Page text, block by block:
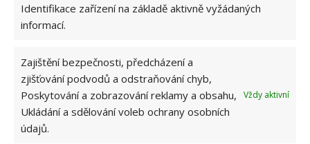
Identifikace zařízení na základě aktivně vyžádaných
informací.
Zajištění bezpečnosti, předcházení a
zjišťování podvodů a odstraňování chyb,
Poskytování a zobrazování reklamy a obsahu,
Ukládání a sdělování voleb ochrany osobních
údajů.
Vždy aktivní
OSVĚŽOVAČ VZDUCHU